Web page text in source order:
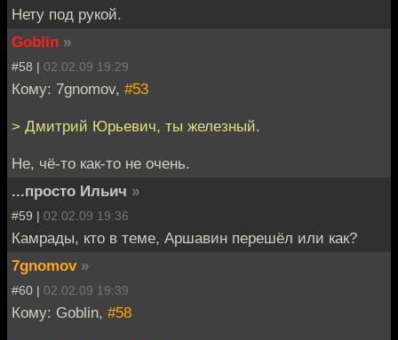
Нету под рукой.
Goblin »
#58 | 02.02.09 19:29
Кому: 7gnomov, #53
> Дмитрий Юрьевич, ты железный.
Не, чё-то как-то не очень.
...просто Ильич »
#59 | 02.02.09 19:36
Камрады, кто в теме, Аршавин перешёл или как?
7gnomov »
#60 | 02.02.09 19:39
Кому: Goblin, #58